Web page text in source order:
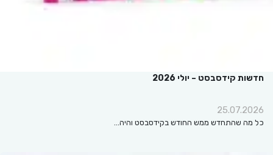
חדשות קידסבסט – יולי 2026
25.07.2026
כל מה שהתחדש ממש החודש בקידסבסט והיה…